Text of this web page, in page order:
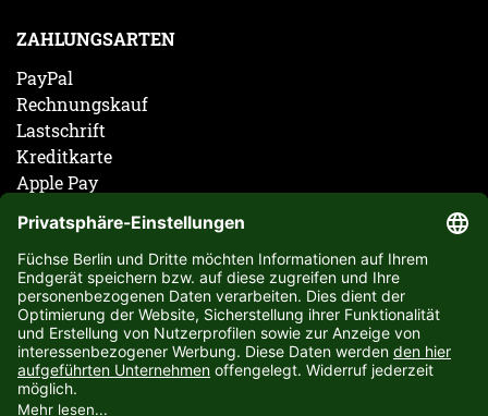
ZAHLUNGSARTEN
PayPal
Rechnungskauf
Lastschrift
Kreditkarte
Apple Pay
ABONNIERE JETZT DEN KOSTENLOSEN FÜCHSE
BERLIN NEWSLETTER UND VERPASSE KEINE
NEUIGKEIT ODER AKTION MEHR.
JETZT ANMELDEN